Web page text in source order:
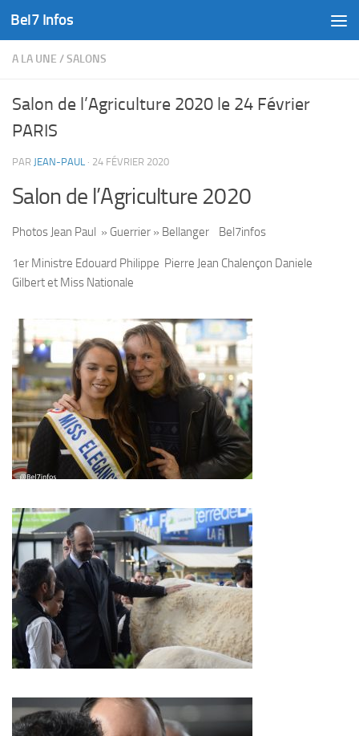
Skip to content
Bel7 Infos
A LA UNE /SALONS
Salon de l’Agriculture 2020 le 24 Février
PARIS
PAR JEAN-PAUL · 24 FÉVRIER 2020
Salon de l’Agriculture 2020
Photos Jean Paul » Guerrier » Bellanger Bel7infos
1er Ministre Edouard Philippe Pierre Jean Chalençon Daniele
Gilbert et Miss Nationale